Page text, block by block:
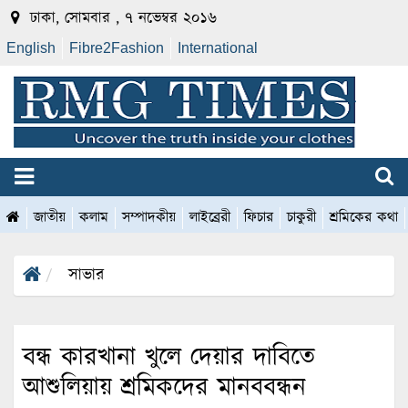
ঢাকা, সোমবার , ৭ নভেম্বর ২০১৬
English Fibre2Fashion International
জাতীয় কলাম সম্পাদকীয় লাইব্রেরী ফিচার চাকুরী শ্রমিকের কথা
সাভার
বন্ধ কারখানা খুলে দেয়ার দাবিতে
আশুলিয়ায় শ্রমিকদের মানববন্ধন